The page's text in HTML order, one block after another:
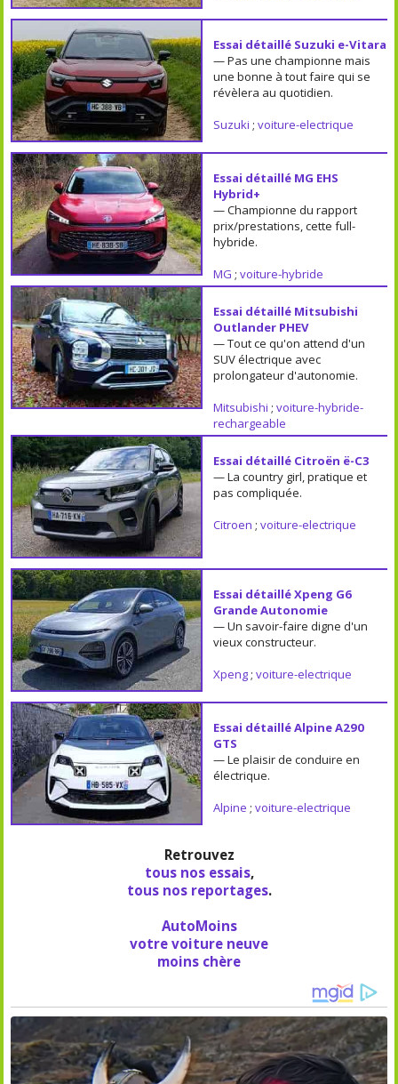
Essai détaillé Suzuki e-Vitara
— Pas une championne mais
une bonne à tout faire qui se
révèlera au quotidien.
Suzuki ; voiture-electrique
Essai détaillé MG EHS
Hybrid+
— Championne du rapport
prix/prestations, cette full-
hybride.
MG ; voiture-hybride
Essai détaillé Mitsubishi
Outlander PHEV
— Tout ce qu'on attend d'un
SUV électrique avec
prolongateur d'autonomie.
Mitsubishi ; voiture-hybride-
rechargeable
Essai détaillé Citroën ë-C3
— La country girl, pratique et
pas compliquée.
Citroen ; voiture-electrique
Essai détaillé Xpeng G6
Grande Autonomie
— Un savoir-faire digne d'un
vieux constructeur.
Xpeng; voiture-electrique
Essai détaillé Alpine A290
GTS
— Le plaisir de conduire en
électrique.
Alpine ; voiture-electrique
Retrouvez
tous nos essais,
tous nos reportages.
AutoMoins
votre voiture neuve
moins chère